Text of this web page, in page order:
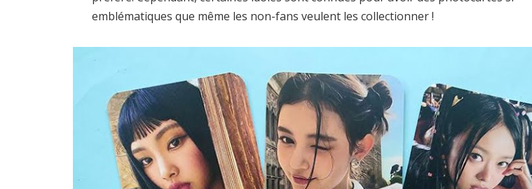
emblématiques que même les non-fans veulent les collectionner !